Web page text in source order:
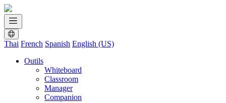
Thai French Spanish English (US)
Outils
Whiteboard
Classroom
Manager
Companion